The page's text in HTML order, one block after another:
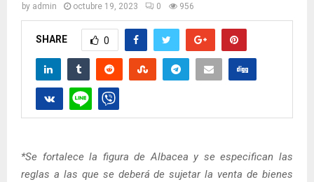
by admin octubre 19, 2023 0 956
SHARE 0
*Se fortalece la figura de Albacea y se especifican las
reglas a las que se deberá de sujetar la venta de bienes